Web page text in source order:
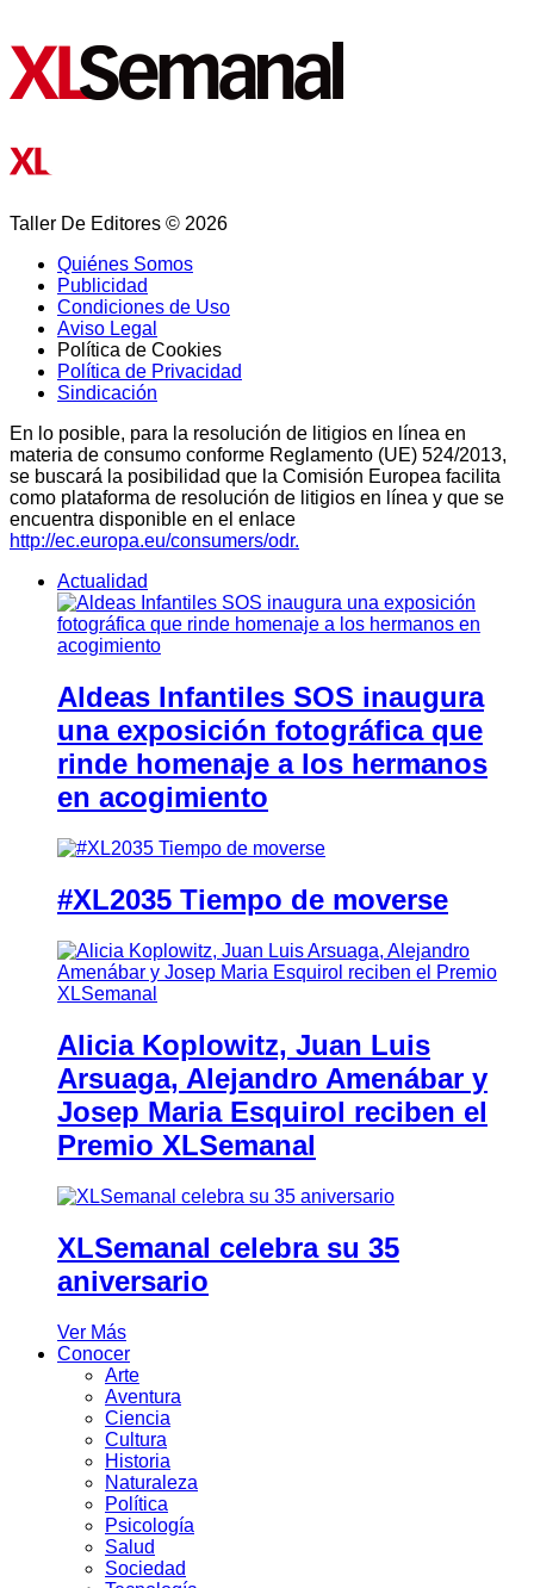
Taller De Editores © 2026
Quiénes Somos
Publicidad
Condiciones de Uso
Aviso Legal
Política de Cookies
Política de Privacidad
Sindicación
En lo posible, para la resolución de litigios en línea en
materia de consumo conforme Reglamento (UE) 524/2013,
se buscará la posibilidad que la Comisión Europea facilita
como plataforma de resolución de litigios en línea y que se
encuentra disponible en el enlace
http://ec.europa.eu/consumers/odr.
Actualidad
Aldeas Infantiles SOS inaugura
una exposición fotográfica que
rinde homenaje a los hermanos
en acogimiento
#XL2035 Tiempo de moverse
Alicia Koplowitz, Juan Luis
Arsuaga, Alejandro Amenábar y
Josep Maria Esquirol reciben el
Premio XLSemanal
XLSemanal celebra su 35
aniversario
Ver Más
Conocer
Arte
Aventura
Ciencia
Cultura
Historia
Naturaleza
Política
Psicología
Salud
Sociedad